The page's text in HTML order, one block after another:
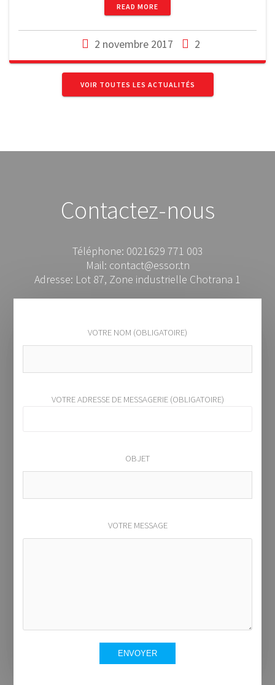
READ MORE
2 novembre 2017 2
VOIR TOUTES LES ACTUALITÉS
Contactez-nous
Téléphone: 0021629 771 003
Mail: contact@essor.tn
Adresse: Lot 87, Zone industrielle Chotrana 1
VOTRE NOM (OBLIGATOIRE)
VOTRE ADRESSE DE MESSAGERIE (OBLIGATOIRE)
OBJET
VOTRE MESSAGE